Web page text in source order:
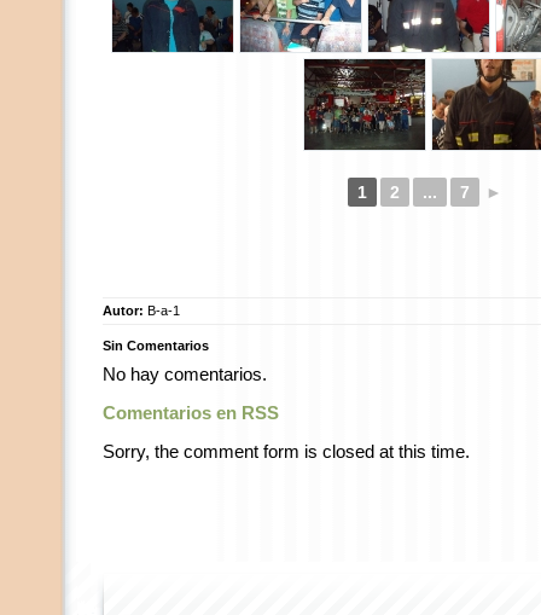
1 2 ... 7 ►
Autor: B-a-1
Sin Comentarios
No hay comentarios.
Comentarios en RSS
Sorry, the comment form is closed at this time.